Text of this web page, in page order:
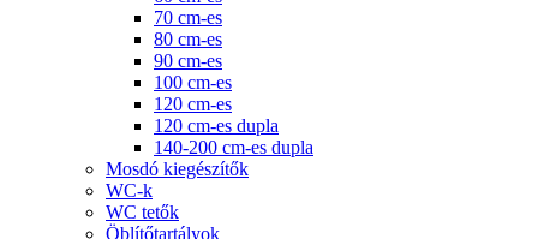
70 cm-es
80 cm-es
90 cm-es
100 cm-es
120 cm-es
120 cm-es dupla
140-200 cm-es dupla
Mosdó kiegészítők
WC-k
WC tetők
Öblítőtartályok